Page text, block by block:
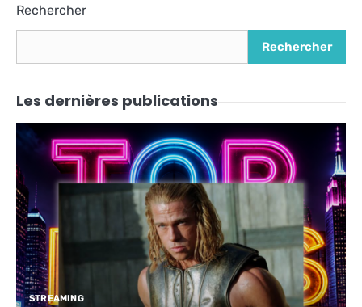
Rechercher
Rechercher
Les dernières publications
STREAMING